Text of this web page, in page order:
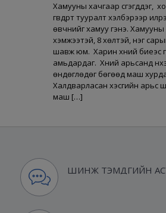
Хамууны хачгаар үүсгэгддэг,
гүвдрүүт тууралт хэлбэрээр
өвчнийг хамуу гэнэ.
хэмжээтэй, 8 хөлтэй, нэг
шавж юм. Харин хүний биеэс
амьдардаг. Хүний арьсанд
өндөглөдөг бөгөөд маш
Халдварласан хэсгийн арьс
маш […]
ШИНЖ ТЭМДГИЙН